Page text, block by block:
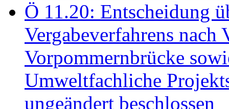
Ö 11.20: Entscheidung
Vergabeverfahrens
Vorpommernbrücke
Umweltfachliche
ungeändert beschlossen